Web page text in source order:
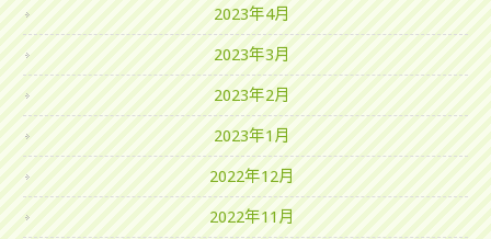
2023年4月
2023年3月
2023年2月
2023年1月
2022年12月
2022年11月